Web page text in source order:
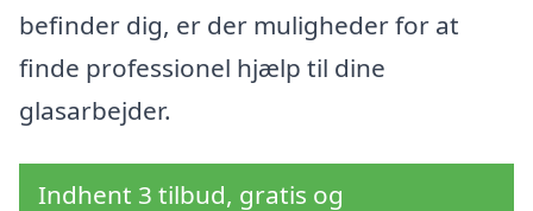
befinder dig, er der muligheder for at
finde professionel hjælp til dine
glasarbejder.
Indhent 3 tilbud, gratis og